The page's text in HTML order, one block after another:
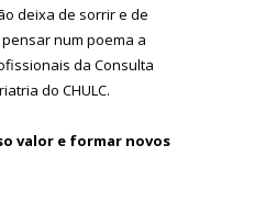
deixa de sorrir e de
num poema a
da Consulta
do CHULC.
valor e formar novos